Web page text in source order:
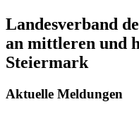
Landesverband
an mittleren und
Steiermark
Aktuelle Meldungen